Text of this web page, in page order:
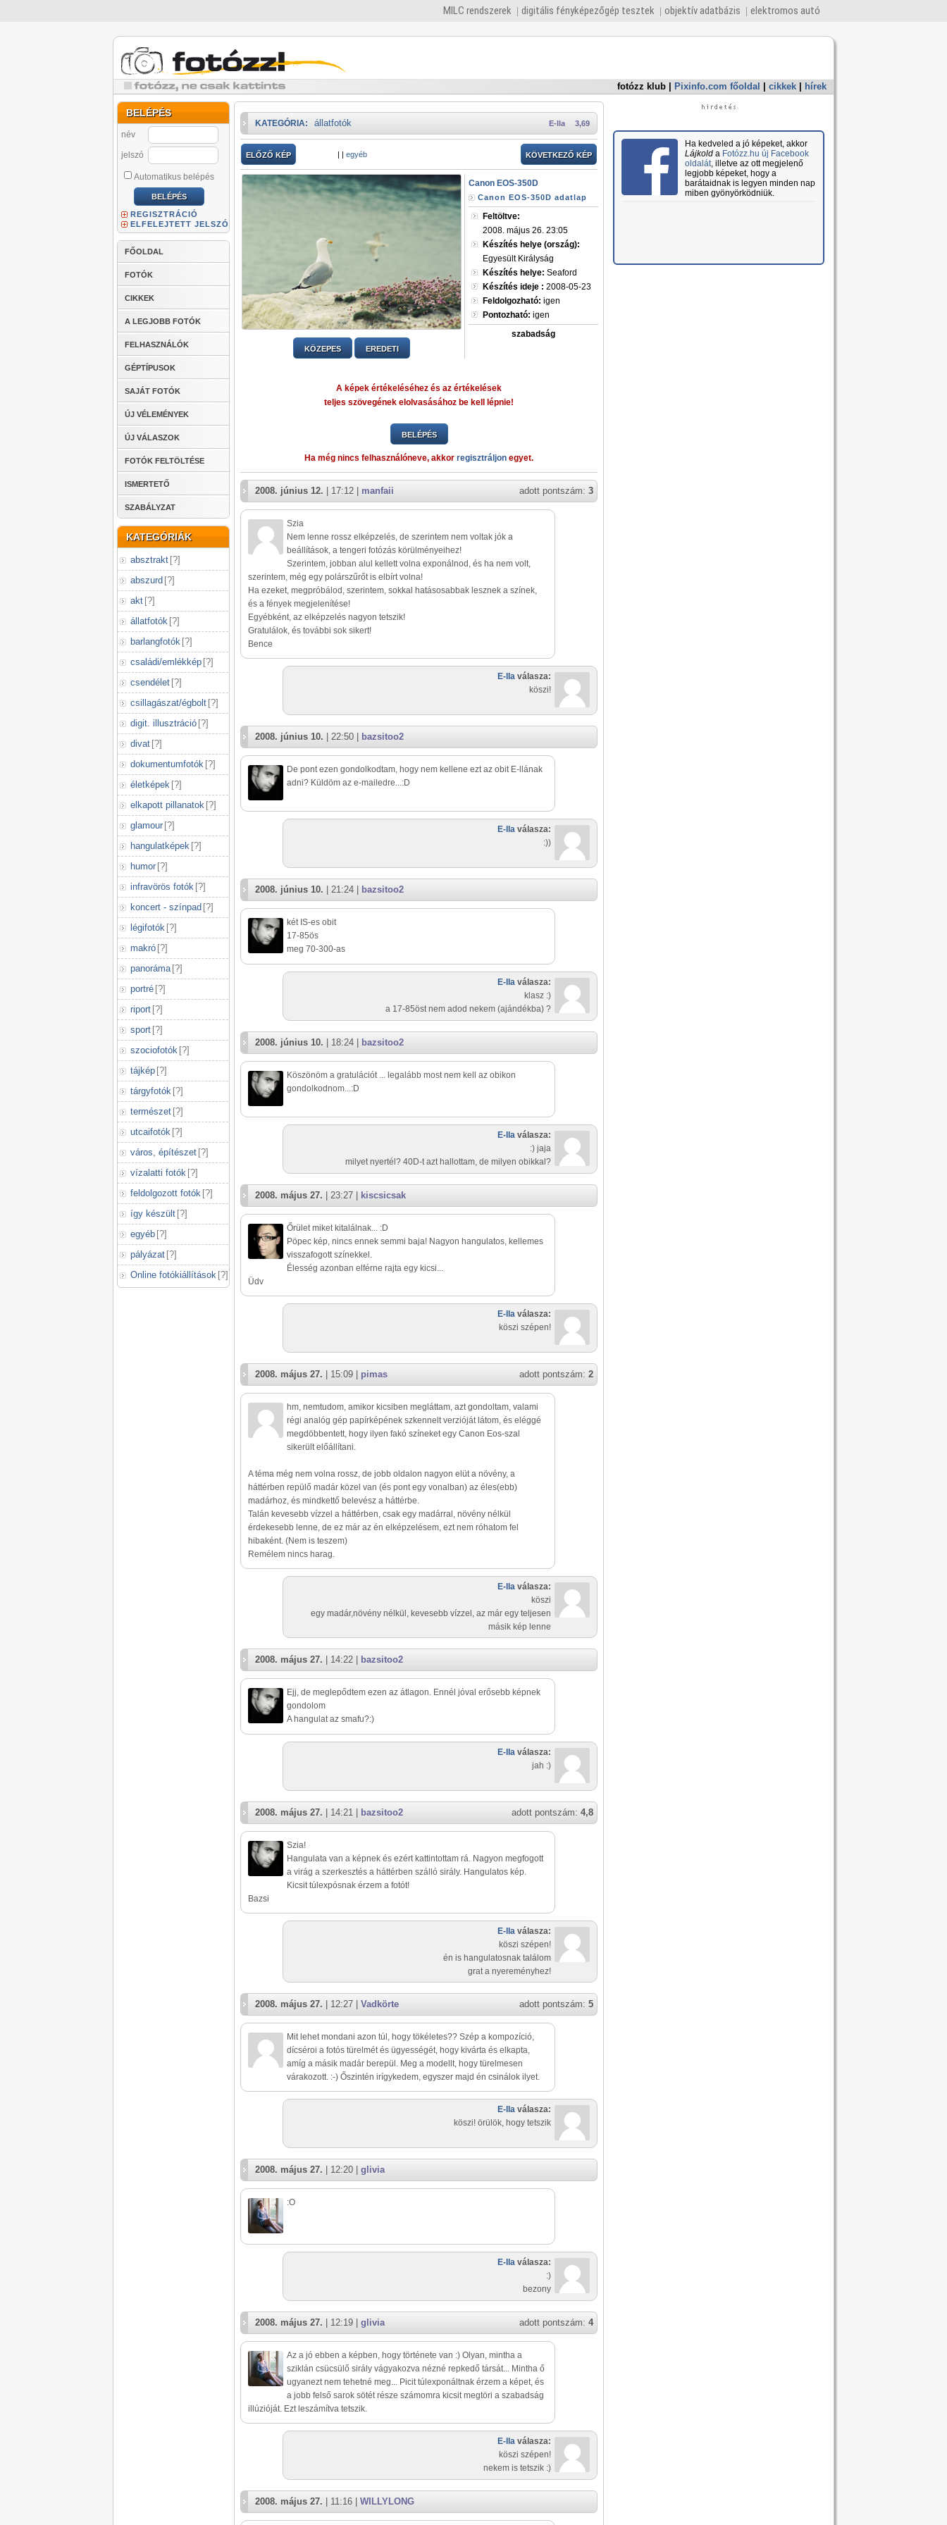
MILC rendszerek digitális fényképezőgép tesztek objektív adatbázis elektromos autó
fotózz klub Pixinfo.com főoldal cikkek hírek
BELÉPÉS
név
jelszó
Automatikus belépés
REGISZTRÁCIÓ
ELFELEJTETT JELSZÓ
FŐOLDAL
FOTÓK
CIKKEK
A LEGJOBB FOTÓK
FELHASZNÁLÓK
GÉPTÍPUSOK
SAJÁT FOTÓK
ÚJ VÉLEMÉNYEK
ÚJ VÁLASZOK
FOTÓK FELTÖLTÉSE
ISMERTETŐ
SZABÁLYZAT
KATEGÓRIÁK
absztrakt [?]
abszurd [?]
akt [?]
állatfotók [?]
barlangfotók [?]
családi/emlékkép [?]
csendélet [?]
csillagászat/égbolt [?]
digit. illusztráció [?]
divat [?]
dokumentumfotók [?]
életképek [?]
elkapott pillanatok [?]
glamour [?]
hangulatképek [?]
humor [?]
infravörös fotók [?]
koncert - színpad [?]
légifotók [?]
makró [?]
panoráma [?]
portré [?]
riport [?]
sport [?]
szociofotók [?]
tájkép [?]
tárgyfotók [?]
természet [?]
utcaifotók [?]
város, építészet [?]
vízalatti fotók [?]
feldolgozott fotók [?]
így készült [?]
egyéb [?]
pályázat [?]
Online fotókiállítások [?]
3,69
E-lla
KATEGÓRIA: állatfotók
ELŐZŐ KÉP | | egyéb KÖVETKEZŐ KÉP
KÖZEPES EREDETI
Canon EOS-350D
Canon EOS-350D adatlap
Feltöltve:
2008. május 26. 23:05
Készítés helye (ország):
Egyesült Királyság
Készítés helye: Seaford
Készítés ideje : 2008-05-23
Feldolgozható: igen
Pontozható: igen
szabadság
A képek értékeléséhez és az értékelések
teljes szövegének elolvasásához be kell lépnie!
BELÉPÉS
Ha még nincs felhasználóneve, akkor regisztráljon egyet.
adott pontszám: 3
2008. június 12. | 17:12 | manfaii
Szia
Nem lenne rossz elképzelés, de szerintem nem voltak jók a
beállítások, a tengeri fotózás körülményeihez!
Szerintem, jobban alul kellett volna exponálnod, és ha nem volt,
szerintem, még egy polárszűrőt is elbírt volna!
Ha ezeket, megpróbálod, szerintem, sokkal hatásosabbak lesznek a színek,
és a fények megjelenítése!
Egyébként, az elképzelés nagyon tetszik!
Gratulálok, és további sok sikert!
Bence
E-lla válasza:
köszi!
2008. június 10. | 22:50 | bazsitoo2
De pont ezen gondolkodtam, hogy nem kellene ezt az obit E-llának
adni? Küldöm az e-mailedre...:D
E-lla válasza:
:))
2008. június 10. | 21:24 | bazsitoo2
két IS-es obit
17-85ös
meg 70-300-as
E-lla válasza:
klasz :)
a 17-85öst nem adod nekem (ajándékba) ?
2008. június 10. | 18:24 | bazsitoo2
Köszönöm a gratulációt ... legalább most nem kell az obikon
gondolkodnom...:D
E-lla válasza:
:) jaja
milyet nyertél? 40D-t azt hallottam, de milyen obikkal?
2008. május 27. | 23:27 | kiscsicsak
Őrület miket kitalálnak... :D
Pöpec kép, nincs ennek semmi baja! Nagyon hangulatos, kellemes
visszafogott színekkel.
Élesség azonban elférne rajta egy kicsi...
Üdv
E-lla válasza:
köszi szépen!
adott pontszám: 2
2008. május 27. | 15:09 | pimas
hm, nemtudom, amikor kicsiben megláttam, azt gondoltam, valami
régi analóg gép papírképének szkennelt verzióját látom, és eléggé
megdöbbentett, hogy ilyen fakó színeket egy Canon Eos-szal
sikerült előállítani.
A téma még nem volna rossz, de jobb oldalon nagyon elüt a növény, a
háttérben repülő madár közel van (és pont egy vonalban) az éles(ebb)
madárhoz, és mindkettő belevész a háttérbe.
Talán kevesebb vízzel a háttérben, csak egy madárral, növény nélkül
érdekesebb lenne, de ez már az én elképzelésem, ezt nem róhatom fel
hibaként. (Nem is teszem)
Remélem nincs harag.
E-lla válasza:
köszi
egy madár,növény nélkül, kevesebb vízzel, az már egy teljesen
másik kép lenne
2008. május 27. | 14:22 | bazsitoo2
Ejj, de meglepődtem ezen az átlagon. Ennél jóval erősebb képnek
gondolom
A hangulat az smafu?:)
E-lla válasza:
jah :)
adott pontszám: 4,8
2008. május 27. | 14:21 | bazsitoo2
Szia!
Hangulata van a képnek és ezért kattintottam rá. Nagyon megfogott
a virág a szerkesztés a háttérben szálló sirály. Hangulatos kép.
Kicsit túlexpósnak érzem a fotót!
Bazsi
E-lla válasza:
köszi szépen!
én is hangulatosnak találom
grat a nyereményhez!
adott pontszám: 5
2008. május 27. | 12:27 | Vadkörte
Mit lehet mondani azon túl, hogy tökéletes?? Szép a kompozíció,
dícséroi a fotós türelmét és ügyességét, hogy kivárta és elkapta,
amíg a másik madár berepül. Meg a modellt, hogy türelmesen
várakozott. :-) Őszintén irígykedem, egyszer majd én csinálok ilyet.
E-lla válasza:
köszi! örülök, hogy tetszik
2008. május 27. | 12:20 | glivia
:O
E-lla válasza:
:)
bezony
adott pontszám: 4
2008. május 27. | 12:19 | glivia
Az a jó ebben a képben, hogy története van :) Olyan, mintha a
sziklán csücsülő sirály vágyakozva nézné repkedő társát... Mintha ő
ugyanezt nem tehetné meg... Picit túlexponáltnak érzem a képet, és
a jobb felső sarok sötét része számomra kicsit megtöri a szabadság
illúzióját. Ezt leszámítva tetszik.
E-lla válasza:
köszi szépen!
nekem is tetszik :)
2008. május 27. | 11:16 | WILLYLONG
Ha kedveled a jó képeket, akkor
Lájkolda Fotózz.hu új Facebook
oldalát, illetve az ott megjelenő
legjobb képeket, hogy a
barátaidnak is legyen minden nap
miben gyönyörködniük.